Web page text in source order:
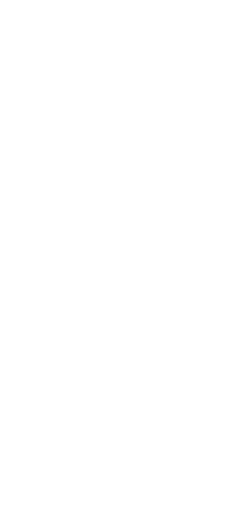
Gebrauch oder
Einspruchsfrist,
die Mitgliedschaft
Einspruch hat
aufschiebende
Fällen, in denen
dringenden
Vorstand
Bei Beendigung
welchem Grund,
dem
ausstehende